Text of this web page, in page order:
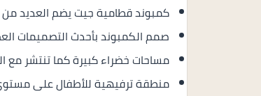
كمبوند قطامية جيت يضم العديد من
صمم الكمبوند بأحدث التصميمات
مساحات خضراء كبيرة كما تنتشر مع
منطقة ترفيهية للأطفال على